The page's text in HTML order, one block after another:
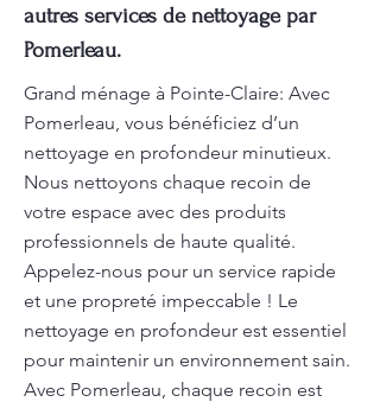
autres services de nettoyage par
Pomerleau.
Grand ménage à Pointe-Claire: Avec
Pomerleau, vous bénéficiez d’un
nettoyage en profondeur minutieux.
Nous nettoyons chaque recoin de
votre espace avec des produits
professionnels de haute qualité.
Appelez-nous pour un service rapide
et une propreté impeccable ! Le
nettoyage en profondeur est essentiel
pour maintenir un environnement sain.
Avec Pomerleau, chaque recoin est